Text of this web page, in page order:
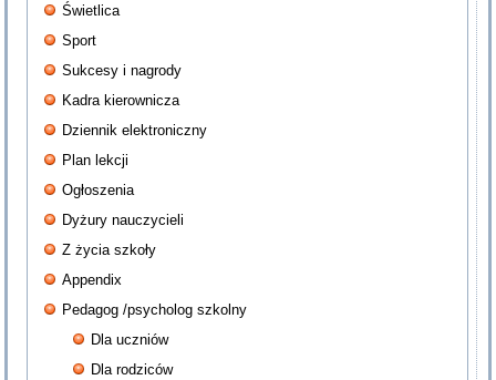
Świetlica
Sport
Sukcesy i nagrody
Kadra kierownicza
Dziennik elektroniczny
Plan lekcji
Ogłoszenia
Dyżury nauczycieli
Z życia szkoły
Appendix
Pedagog /psycholog szkolny
Dla uczniów
Dla rodziców